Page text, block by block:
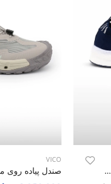
کتونی پیاده روی مردانه MOSU Soft Step M
VICO